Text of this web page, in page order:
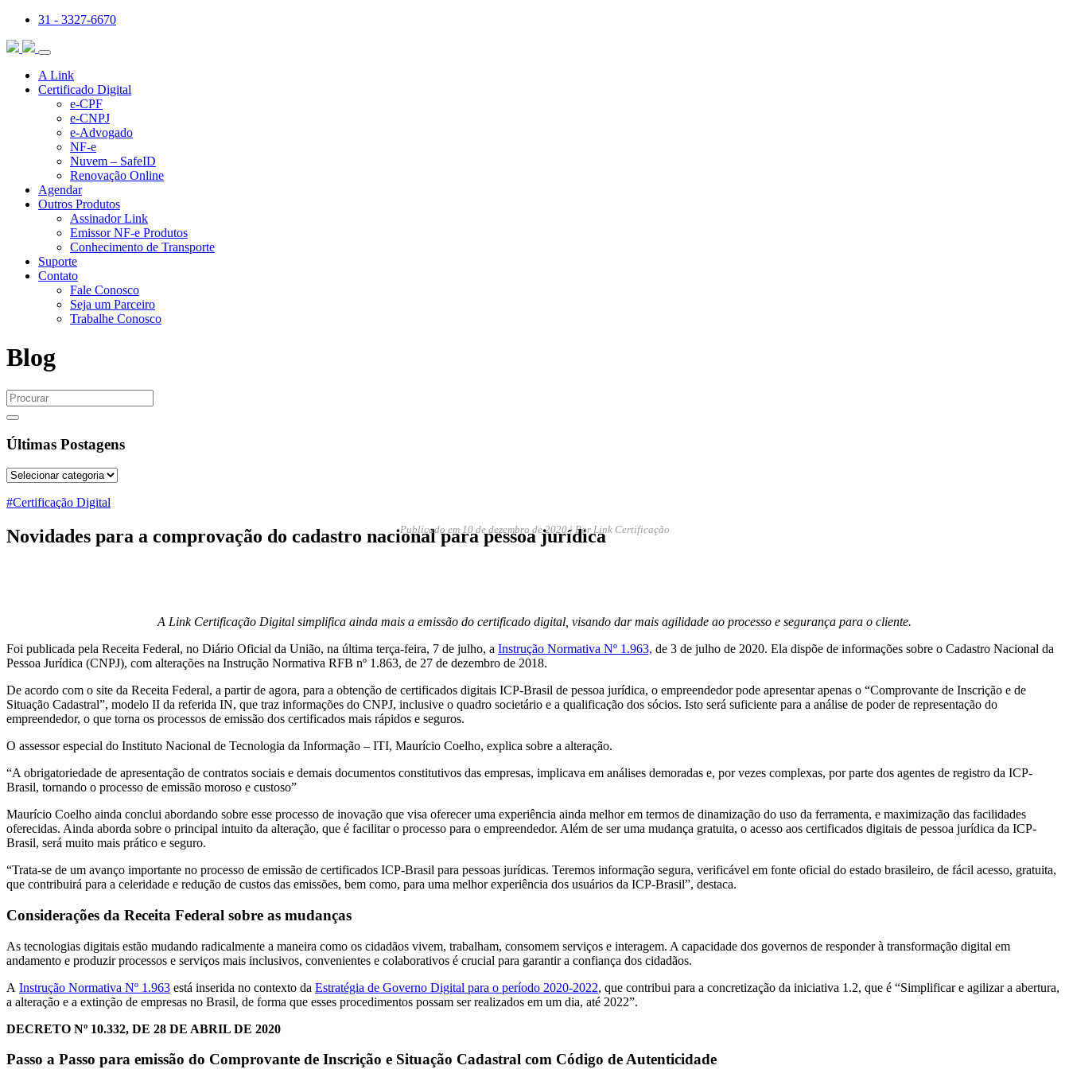
31 - 3327-6670
A Link
Certificado Digital
e-CPF
e-CNPJ
e-Advogado
NF-e
Nuvem – SafeID
Renovação Online
Agendar
Outros Produtos
Assinador Link
Emissor NF-e Produtos
Conhecimento de Transporte
Suporte
Contato
Fale Conosco
Seja um Parceiro
Trabalhe Conosco
Blog
Últimas Postagens
#Certificação Digital
Novidades para a comprovação do cadastro nacional para pessoa jurídica
Publicado em 10 de dezembro de 2020| Por Link Certificação
A Link Certificação Digital simplifica ainda mais a emissão do certificado digital, visando dar mais agilidade ao processo e segurança para o cliente.
Foi publicada pela Receita Federal, no Diário Oficial da União, na última terça-feira, 7 de julho, a Instrução Normativa Nº 1.963, de 3 de julho de 2020. Ela dispõe de informações sobre o Cadastro Nacional da
Pessoa Jurídica (CNPJ), com alterações na Instrução Normativa RFB nº 1.863, de 27 de dezembro de 2018.
De acordo com o site da Receita Federal, a partir de agora, para a obtenção de certificados digitais ICP-Brasil de pessoa jurídica, o empreendedor pode apresentar apenas o “Comprovante de Inscrição e de
Situação Cadastral”, modelo II da referida IN, que traz informações do CNPJ, inclusive o quadro societário e a qualificação dos sócios. Isto será suficiente para a análise de poder de representação do
empreendedor, o que torna os processos de emissão dos certificados mais rápidos e seguros.
O assessor especial do Instituto Nacional de Tecnologia da Informação – ITI, Maurício Coelho, explica sobre a alteração.
“A obrigatoriedade de apresentação de contratos sociais e demais documentos constitutivos das empresas, implicava em análises demoradas e, por vezes complexas, por parte dos agentes de registro da ICP-
Brasil, tornando o processo de emissão moroso e custoso”
Maurício Coelho ainda conclui abordando sobre esse processo de inovação que visa oferecer uma experiência ainda melhor em termos de dinamização do uso da ferramenta, e maximização das facilidades
oferecidas. Ainda aborda sobre o principal intuito da alteração, que é facilitar o processo para o empreendedor. Além de ser uma mudança gratuita, o acesso aos certificados digitais de pessoa jurídica da ICP-
Brasil, será muito mais prático e seguro.
“Trata-se de um avanço importante no processo de emissão de certificados ICP-Brasil para pessoas jurídicas. Teremos informação segura, verificável em fonte oficial do estado brasileiro, de fácil acesso, gratuita,
que contribuirá para a celeridade e redução de custos das emissões, bem como, para uma melhor experiência dos usuários da ICP-Brasil”, destaca.
Considerações da Receita Federal sobre as mudanças
As tecnologias digitais estão mudando radicalmente a maneira como os cidadãos vivem, trabalham, consomem serviços e interagem. A capacidade dos governos de responder à transformação digital em
andamento e produzir processos e serviços mais inclusivos, convenientes e colaborativos é crucial para garantir a confiança dos cidadãos.
A Instrução Normativa Nº 1.963 está inserida no contexto da Estratégia de Governo Digital para o período 2020-2022, que contribui para a concretização da iniciativa 1.2, que é “Simplificar e agilizar a abertura,
a alteração e a extinção de empresas no Brasil, de forma que esses procedimentos possam ser realizados em um dia, até 2022”.
DECRETO Nº 10.332, DE 28 DE ABRIL DE 2020
Passo a Passo para emissão do Comprovante de Inscrição e Situação Cadastral com Código de Autenticidade